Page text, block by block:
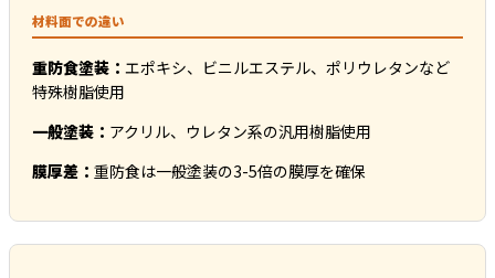
材料面での違い
重防食塗装： エポキシ、ビニルエステル、ポリウレタンなど
特殊樹脂使用
一般塗装： アクリル、ウレタン系の汎用樹脂使用
膜厚差： 重防食は一般塗装の3-5倍の膜厚を確保